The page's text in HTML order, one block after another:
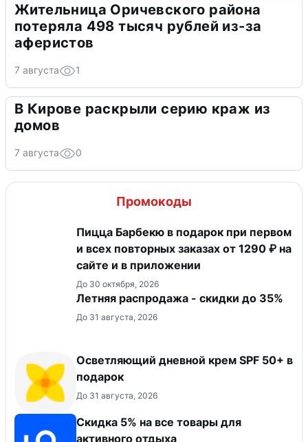
Жительница Оричевского района
потеряла 498 тысяч рублей из-за
аферистов
7 августа 1
В Кирове раскрыли серию краж из
домов
7 августа 0
Промокоды
Пицца Барбекю в подарок при первом
и всех повторных заказах от 1290 ₽ на
сайте и в приложении
До 30 октября, 2026
Летняя распродажа - скидки до 35%
До 31 августа, 2026
Осветляющий дневной крем SPF 50+ в
подарок
До 31 августа, 2026
Скидка 5% на все товары для
активного отдыха